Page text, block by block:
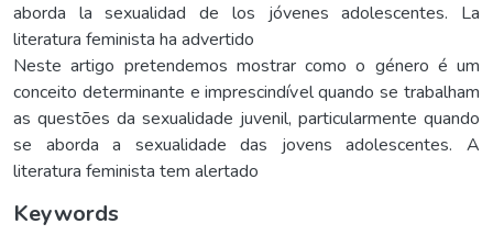
aborda la sexualidad de los jóvenes adolescentes. La
literatura feminista ha advertido
Neste artigo pretendemos mostrar como o género é um
conceito determinante e imprescindível quando se trabalham
as questões da sexualidade juvenil, particularmente quando
se aborda a sexualidade das jovens adolescentes. A
literatura feminista tem alertado
Keywords